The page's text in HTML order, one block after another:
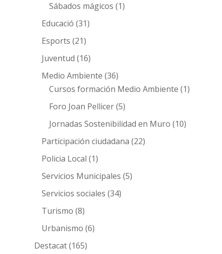
Sábados mágicos (1)
Educació (31)
Esports (21)
Juventud (16)
Medio Ambiente (36)
Cursos formación Medio Ambiente (1)
Foro Joan Pellicer(5)
Jornadas Sostenibilidad en Muro (10)
Participación ciudadana (22)
Policia Local (1)
Servicios Municipales (5)
Servicios sociales (34)
Turismo (8)
Urbanismo (6)
Destacat(165)